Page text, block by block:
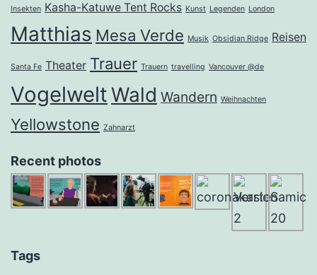
Insekten Kasha-Katuwe Tent Rocks Kunst Legenden London
Matthias Mesa Verde Musik Obsidian Ridge Reisen
Santa Fe Theater Trauer Trauern travelling Vancouver @de
VogelweltWald Wandern Weihnachten
Yellowstone Zahnarzt
Recent photos
Tags